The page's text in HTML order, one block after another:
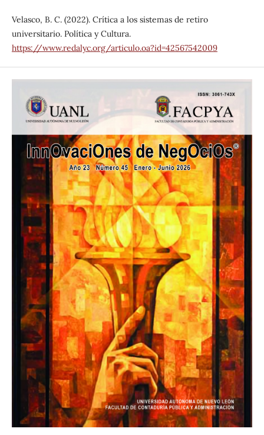
Velasco, B. C. (2022). Crítica a los sistemas de retiro
universitario. Política y Cultura.
https://www.redalyc.org/articulo.oa?id=42567542009